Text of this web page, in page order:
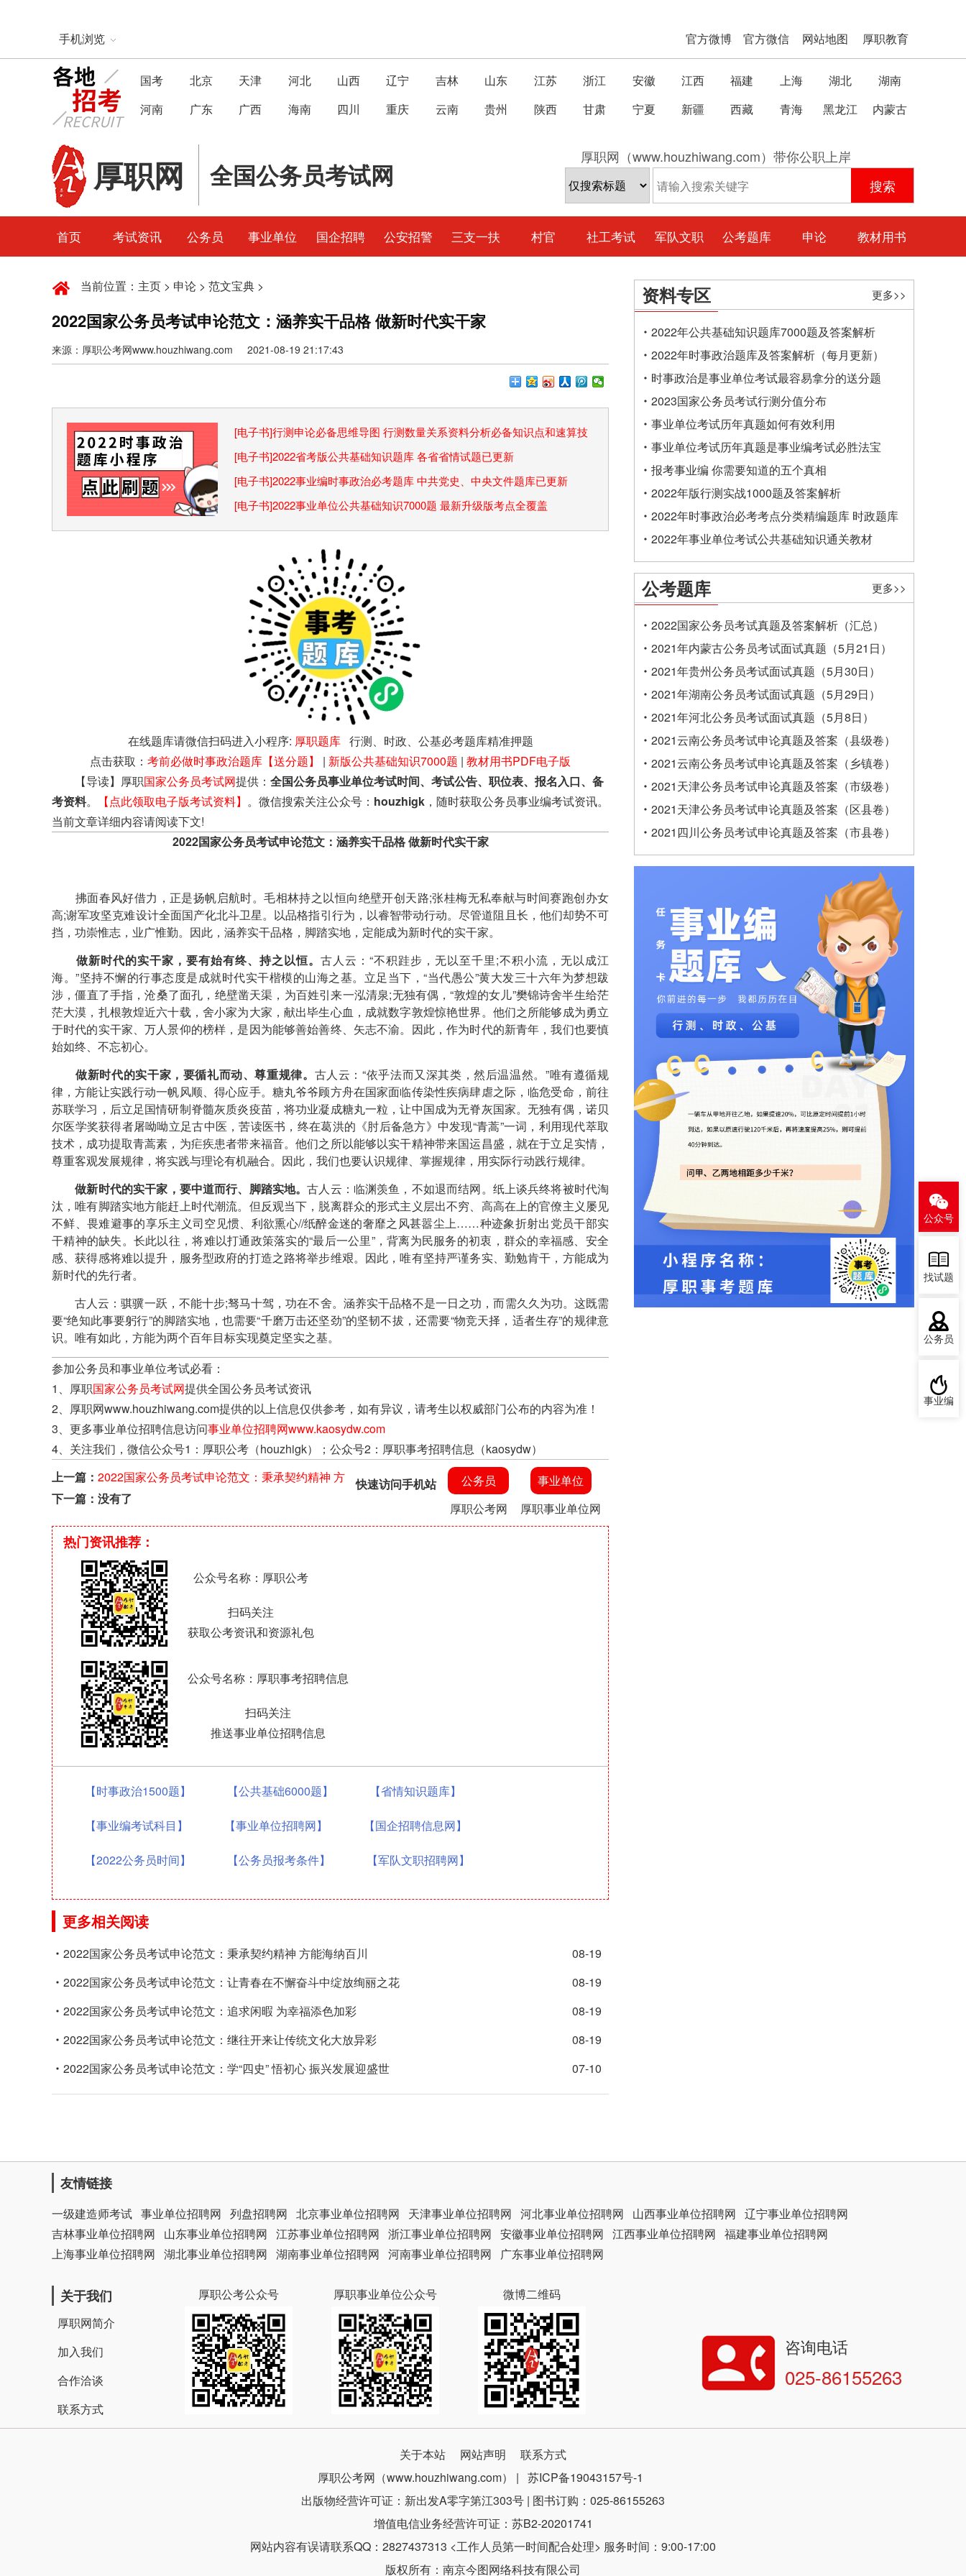
手机浏览 官方微博 官方微信 网站地图 厚职教育
国考 北京 天津 河北 山西 辽宁 吉林 山东 江苏 浙江 安徽 江西 福建 上海 湖北
湖南
河南
广东 广西 海南 四川 重庆 云南 贵州 陕西 甘肃 宁夏 新疆 西藏 青海 黑龙江 内蒙古
厚职网 全国公务员考试网
厚职网（www.houzhiwang.com）带你公职上岸
首页 考试资讯 公务员 事业单位 国企招聘 公安招警 三支一扶 村官 社工考试 军队文职 公考题库 申论 教材用书
当前位置： 主页 > 申论 > 范文宝典 >
2022国家公务员考试申论范文：涵养实干品格 做新时代实干家
来源：厚职公考网www.houzhiwang.com 2021-08-19 21:17:43
[电子书]行测申论必备思维导图 行测数量关系资料分析必备知识点和速算技
巧
[电子书]2022省考版公共基础知识题库 各省省情试题已更新
[电子书]2022事业编时事政治必考题库 中共党史、中央文件题库已更新
[电子书]2022事业单位公共基础知识7000题 最新升级版考点全覆盖
在线题库请微信扫码进入小程序: 厚职题库行测、时政、公基必考题库精准押题
点击获取： 考前必做时事政治题库【送分题】 | 新版公共基础知识7000题 | 教材用书PDF电子版
【导读】厚职国家公务员考试网提供： 全国公务员事业单位考试时间、考试公告、职位表、报名入口、备
考资料。 【点此领取电子版考试资料】 。微信搜索关注公众号： houzhigk ，随时获取公务员事业编考试资讯。
当前文章详细内容请阅读下文!
2022国家公务员考试申论范文：涵养实干品格 做新时代实干家
拂面春风好借力，正是扬帆启航时。毛相林持之以恒向绝壁开创天路;张桂梅无私奉献与时间赛跑创办女
高;谢军攻坚克难设计全面国产化北斗卫星。以品格指引行为，以睿智带动行动。尽管道阻且长，他们却势不可
挡，功崇惟志，业广惟勤。因此，涵养实干品格，脚踏实地，定能成为新时代的实干家。
做新时代的实干家，要有始有终、持之以恒。 古人云：“不积跬步，无以至千里;不积小流，无以成江
海。”坚持不懈的行事态度是成就时代实干楷模的山海之基。立足当下，“当代愚公”黄大发三十六年为梦想跋
涉，僵直了手指，沧桑了面孔，绝壁凿天渠，为百姓引来一泓清泉;无独有偶，“敦煌的女儿”樊锦诗舍半生给茫
茫大漠，扎根敦煌近六十载，舍小家为大家，献出毕生心血，成就数字敦煌惊艳世界。他们之所能够成为勇立
于时代的实干家、万人景仰的榜样，是因为能够善始善终、矢志不渝。因此，作为时代的新青年，我们也要慎
始如终、不忘初心。
做新时代的实干家，要循礼而动、尊重规律。 古人云：“依乎法而又深其类，然后温温然。”唯有遵循规
律，方能让实践行动一帆风顺、得心应手。糖丸爷爷顾方舟在国家面临传染性疾病肆虐之际，临危受命，前往
苏联学习，后立足国情研制脊髓灰质炎疫苗，将功业凝成糖丸一粒，让中国成为无脊灰国家。无独有偶，诺贝
尔医学奖获得者屠呦呦立足古中医，苦读医书，终在葛洪的《肘后备急方》中发现“青蒿”一词，利用现代萃取
技术，成功提取青蒿素，为疟疾患者带来福音。他们之所以能够以实干精神带来国运昌盛，就在于立足实情，
尊重客观发展规律，将实践与理论有机融合。因此，我们也要认识规律、掌握规律，用实际行动践行规律。
做新时代的实干家，要中道而行、脚踏实地。古人云：临渊羡鱼，不如退而结网。纸上谈兵终将被时代淘
汰，唯有脚踏实地方能赶上时代潮流。但反观当下，脱离群众的形式主义层出不穷、高高在上的官僚主义屡见
不鲜、畏难避事的享乐主义司空见惯、利欲熏心//纸醉金迷的奢靡之风甚嚣尘上……种迹象折射出党员干部实
干精神的缺失。长此以往，将难以打通政策落实的“最后一公里”，背离为民服务的初衷，群众的幸福感、安全
感、获得感将难以提升，服务型政府的打造之路将举步维艰。因此，唯有坚持严谨务实、勤勉肯干，方能成为
新时代的先行者。
古人云：骐骥一跃，不能十步;驽马十驾，功在不舍。涵养实干品格不是一日之功，而需久久为功。这既需
要“绝知此事要躬行”的脚踏实地，也需要“千磨万击还坚劲”的坚韧不拔，还需要“物竞天择，适者生存”的规律意
识。唯有如此，方能为两个百年目标实现奠定坚实之基。
参加公务员和事业单位考试必看：
1、厚职国家公务员考试网提供全国公务员考试资讯
2、厚职网www.houzhiwang.com提供的以上信息仅供参考，如有异议，请考生以权威部门公布的内容为准！
3、更多事业单位招聘信息访问事业单位招聘网www.kaosydw.com
4、关注我们，微信公众号1：厚职公考（houzhigk）；公众号2：厚职事考招聘信息（kaosydw）
上一篇： 2022国家公务员考试申论范文：秉承契约精神 方
能海纳百川
下一篇：没有了
快速访问手机站
公务员
厚职公考网
事业单位
厚职事业单位网
热门资讯推荐：
公众号名称：厚职公考
扫码关注
获取公考资讯和资源礼包
公众号名称：厚职事考招聘信息
扫码关注
推送事业单位招聘信息
【时事政治1500题】 【公共基础6000题】 【省情知识题库】
【事业编考试科目】 【事业单位招聘网】 【国企招聘信息网】
【2022公务员时间】 【公务员报考条件】 【军队文职招聘网】
更多相关阅读
2022国家公务员考试申论范文：秉承契约精神 方能海纳百川
08-19
2022国家公务员考试申论范文：让青春在不懈奋斗中绽放绚丽之花
08-19
2022国家公务员考试申论范文：追求闲暇 为幸福添色加彩
08-19
2022国家公务员考试申论范文：继往开来让传统文化大放异彩
08-19
2022国家公务员考试申论范文：学“四史” 悟初心 振兴发展迎盛世
07-10
资料专区 更多>>
2022年公共基础知识题库7000题及答案解析
2022年时事政治题库及答案解析（每月更新）
时事政治是事业单位考试最容易拿分的送分题
2023国家公务员考试行测分值分布
事业单位考试历年真题如何有效利用
事业单位考试历年真题是事业编考试必胜法宝
报考事业编 你需要知道的五个真相
2022年版行测实战1000题及答案解析
2022年时事政治必考考点分类精编题库 时政题库
2022年事业单位考试公共基础知识通关教材
公考题库 更多>>
2022国家公务员考试真题及答案解析（汇总）
2021年内蒙古公务员考试面试真题（5月21日）
2021年贵州公务员考试面试真题（5月30日）
2021年湖南公务员考试面试真题（5月29日）
2021年河北公务员考试面试真题（5月8日）
2021云南公务员考试申论真题及答案（县级卷）
2021云南公务员考试申论真题及答案（乡镇卷）
2021天津公务员考试申论真题及答案（市级卷）
2021天津公务员考试申论真题及答案（区县卷）
2021四川公务员考试申论真题及答案（市县卷）
友情链接
一级建造师考试 事业单位招聘网 列盘招聘网 北京事业单位招聘网 天津事业单位招聘网 河北事业单位招聘网 山西事业单位招聘网 辽宁事业单位招聘网
吉林事业单位招聘网
山东事业单位招聘网 江苏事业单位招聘网 浙江事业单位招聘网 安徽事业单位招聘网 江西事业单位招聘网 福建事业单位招聘网
上海事业单位招聘网 湖北事业单位招聘网 湖南事业单位招聘网 河南事业单位招聘网 广东事业单位招聘网
关于我们
厚职网简介
加入我们
合作洽谈
联系方式
厚职公考公众号 厚职事业单位公众号 微博二维码
咨询电话
025-86155263
关于本站 网站声明
联系方式
厚职公考网（www.houzhiwang.com） | 苏ICP备19043157号-1
出版物经营许可证：新出发A零字第江303号 | 图书订购：025-86155263
增值电信业务经营许可证：苏B2-20201741
网站内容有误请联系QQ：2827437313 <工作人员第一时间配合处理> 服务时间：9:00-17:00
版权所有：南京今图网络科技有限公司
公众号
找试题
公务员
事业编